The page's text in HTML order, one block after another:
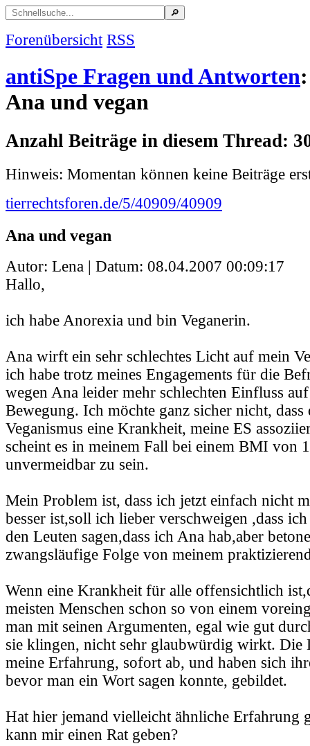
Forenübersicht RSS
antiSpe Fragen und Antworten:
Ana und vegan
Anzahl Beiträge in diesem Thread:
Hinweis: Momentan können keine Beiträge
tierrechtsforen.de/5/40909/40909
Ana und vegan
Autor: Lena | Datum: 08.04.2007 00:09:17
Hallo,
ich habe Anorexia und bin Veganerin.
Ana wirft ein sehr schlechtes Licht auf mein
ich habe trotz meines Engagements für die
wegen Ana leider mehr schlechten Einfluss auf
Bewegung. Ich möchte ganz sicher nicht,
Veganismus eine Krankheit, meine ES
scheint es in meinem Fall bei einem BMI von
unvermeidbar zu sein.
Mein Problem ist, dass ich jetzt einfach nicht
besser ist,soll ich lieber verschweigen ,dass
den Leuten sagen,dass ich Ana hab,aber
zwangsläufige Folge von meinem
Wenn eine Krankheit für alle offensichtlich
meisten Menschen schon so von einem
man mit seinen Argumenten, egal wie gut
sie klingen, nicht sehr glaubwürdig wirkt. Die
meine Erfahrung, sofort ab, und haben sich
bevor man ein Wort sagen konnte, gebildet.
Hat hier jemand vielleicht ähnliche Erfahrung
kann mir einen Rat geben?